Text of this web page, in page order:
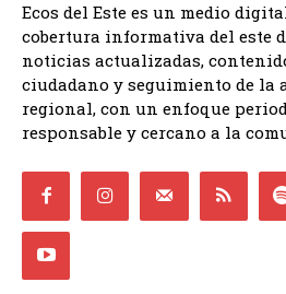
Ecos del Este es un medio
cobertura informativa del este
noticias actualizadas,
ciudadano y seguimiento de la
regional, con un enfoque
responsable y cercano a la